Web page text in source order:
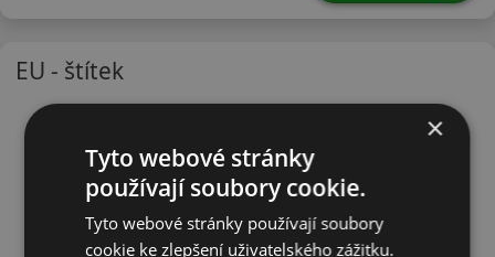
EU - štítek
×
Tyto webové stránky
používají soubory cookie.
Tyto webové stránky používají soubory
cookie ke zlepšení uživatelského zážitku.